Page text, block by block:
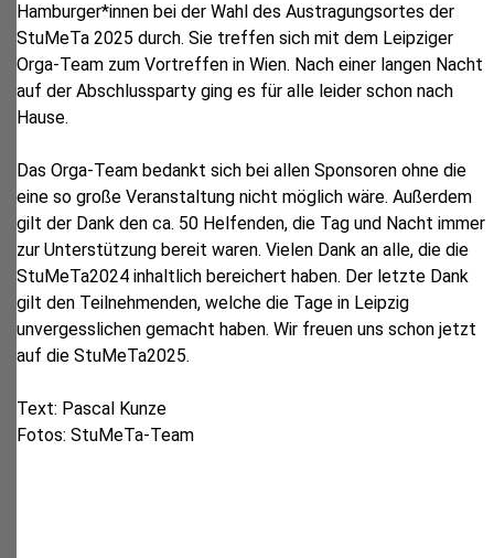
Hamburger*innen bei der Wahl des Austragungsortes der
StuMeTa 2025 durch. Sie treffen sich mit dem Leipziger
Orga-Team zum Vortreffen in Wien. Nach einer langen Nacht
auf der Abschlussparty ging es für alle leider schon nach
Hause.
Das Orga-Team bedankt sich bei allen Sponsoren ohne die
eine so große Veranstaltung nicht möglich wäre. Außerdem
gilt der Dank den ca. 50 Helfenden, die Tag und Nacht immer
zur Unterstützung bereit waren. Vielen Dank an alle, die die
StuMeTa2024 inhaltlich bereichert haben. Der letzte Dank
gilt den Teilnehmenden, welche die Tage in Leipzig
unvergesslichen gemacht haben. Wir freuen uns schon jetzt
auf die StuMeTa2025.
Text: Pascal Kunze
Fotos: StuMeTa-Team